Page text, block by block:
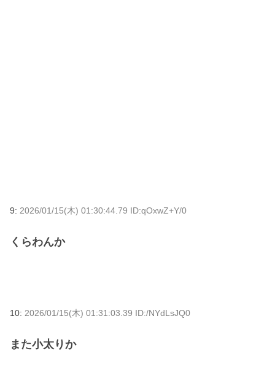
9: 2026/01/15(木) 01:30:44.79 ID:qOxwZ+Y/0
くらわんか
10: 2026/01/15(木) 01:31:03.39 ID:/NYdLsJQ0
また小太りか